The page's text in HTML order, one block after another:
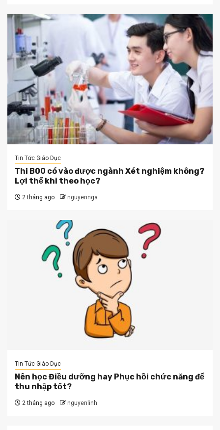
Tin Tức Giáo Dục
Thi B00 có vào được ngành Xét nghiệm không?
Lợi thế khi theo học?
2 tháng ago nguyennga
Tin Tức Giáo Dục
Nên học Điều dưỡng hay Phục hồi chức năng để
thu nhập tốt?
2 tháng ago nguyenlinh